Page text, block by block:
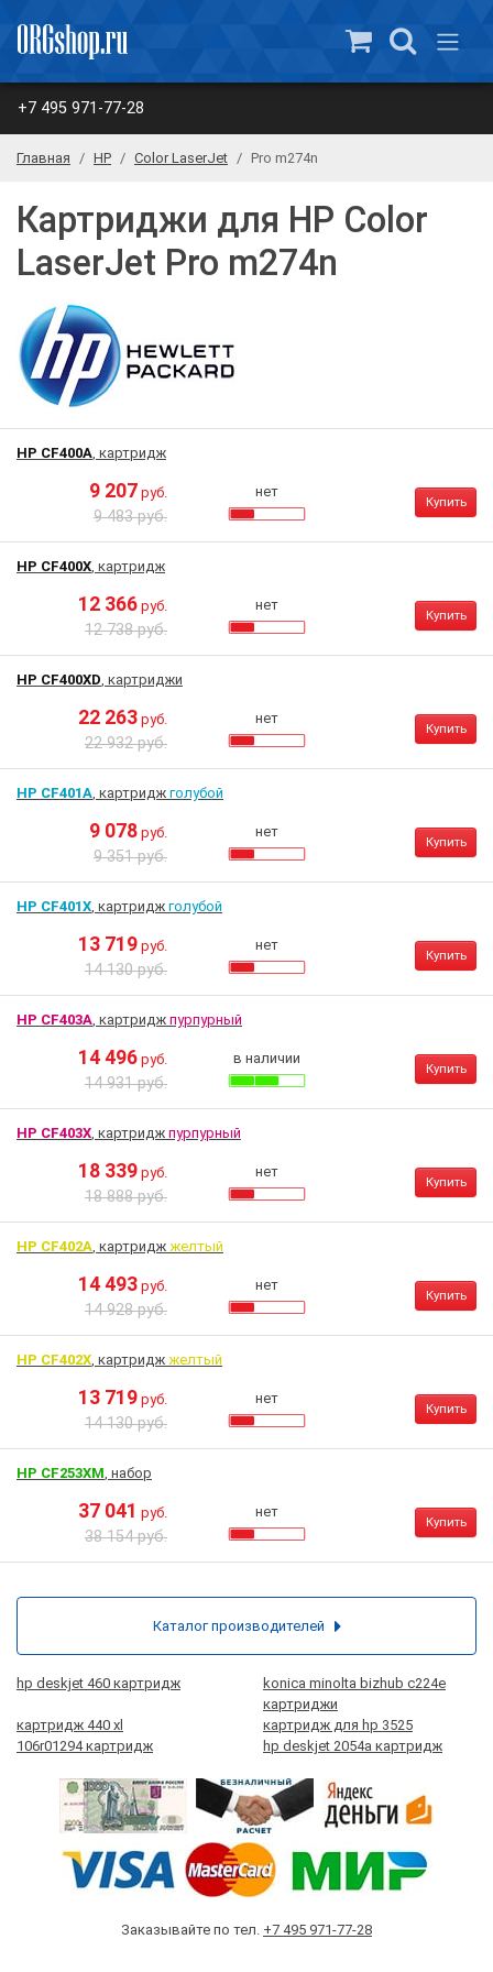
+7 495 971-77-28
Главная HP Color LaserJet Pro m274n
Картриджи для HP Color
LaserJet Pro m274n
HP CF400A, картридж
9 207 руб.
9 483 руб.
нет
Купить
HP CF400X, картридж
12 366 руб.
12 738 руб.
нет
Купить
HP CF400XD, картриджи
22 263 руб.
22 932 руб.
нет
Купить
HP CF401A, картридж голубой
9 078 руб.
9 351 руб.
нет
Купить
HP CF401X, картридж голубой
13 719 руб.
14 130 руб.
нет
Купить
HP CF403A, картридж пурпурный
14 496 руб.
14 931 руб.
в наличии
Купить
HP CF403X, картридж пурпурный
18 339 руб.
18 888 руб.
нет
Купить
HP CF402A, картридж желтый
14 493 руб.
14 928 руб.
нет
Купить
HP CF402X, картридж желтый
13 719 руб.
14 130 руб.
нет
Купить
HP CF253XM, набор
37 041 руб.
38 154 руб.
нет
Купить
hp deskjet 460 картридж
konica minolta bizhub c224e
картриджи
картридж 440 xl
картридж для hp 3525
106r01294 картридж
hp deskjet 2054a картридж
Заказывайте по тел. +7 495 971-77-28